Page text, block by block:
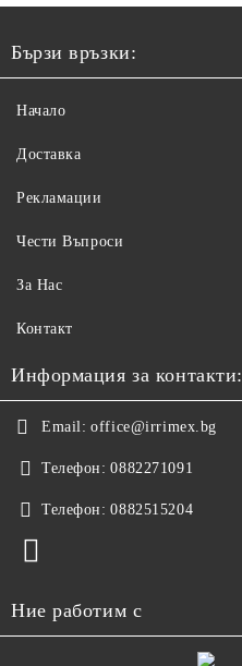
Бързи връзки:
Начало
Доставка
Рекламации
Чести Въпроси
За Нас
Контакт
Информация за контакти:
Email: office@irrimex.bg
Телефон: 0882271091
Телефон: 0882515204
Ние работим с